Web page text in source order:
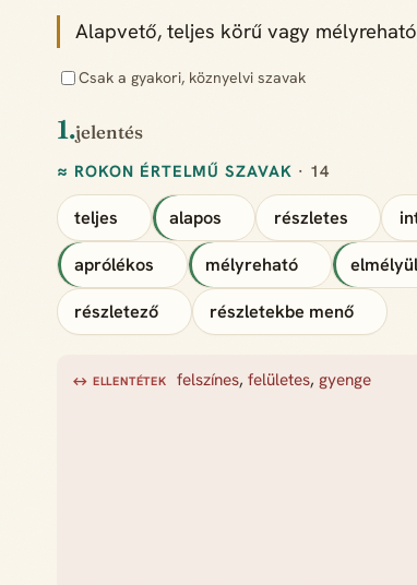
Alapvető, teljes körű vagy
Csak a gyakori, köznyelvi szavak
1.jelentés
≈ ROKON ÉRTELMŰ SZAVAK · 14
teljes alapos részletes
aprólékos mélyreható
részletező részletekbe menő
↔ ELLENTÉTEK felszínes,felületes, gyenge